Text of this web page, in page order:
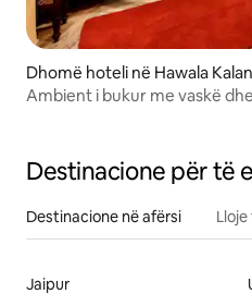
Dhomë hoteli në Hawala Kalan
Ambient i bukur me vaskë
Destinacione për të
Destinacione në afërsi
Jaipur